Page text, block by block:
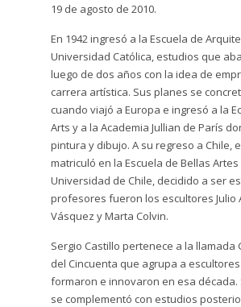
Impresión
Digital
Litografía
Serigrafía
Técnica
Mixta
19 de agosto de 2010.
En 1942 ingresó a la Escuela de
Universidad Católica, estudios que
luego de dos años con la idea de
carrera artística. Sus planes se
cuando viajó a Europa e ingresó a la
Arts y a la Academia Jullian de París
pintura y dibujo. A su regreso a Chile,
matriculó en la Escuela de Bellas Artes
Universidad de Chile, decidido a ser
profesores fueron los escultores Julio
Vásquez y Marta Colvin.
Sergio Castillo pertenece a la llamada
del Cincuenta que agrupa a
formaron e innovaron en esa década.
se complementó con estudios